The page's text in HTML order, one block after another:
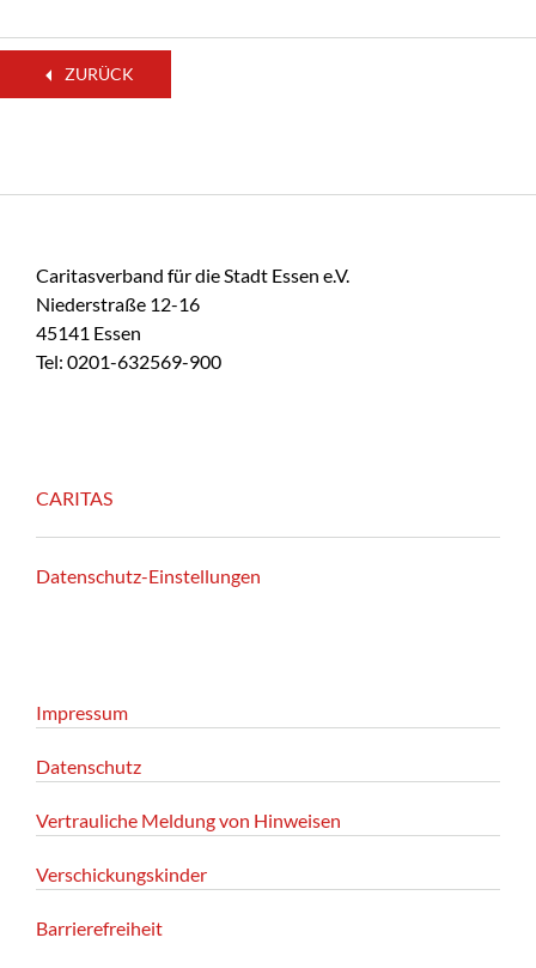
ZURÜCK
Caritasverband für die Stadt Essen e.V.
Niederstraße 12-16
45141 Essen
Tel: 0201-632569-900
CARITAS
Datenschutz-Einstellungen
Impressum
Datenschutz
Vertrauliche Meldung von Hinweisen
Verschickungskinder
Barrierefreiheit